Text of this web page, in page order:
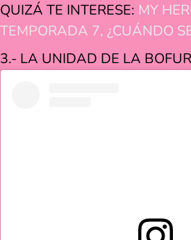
QUIZÁ TE INTERESE: MY
TEMPORADA 7, ¿CUÁNDO
3.- LA UNIDAD DE LA